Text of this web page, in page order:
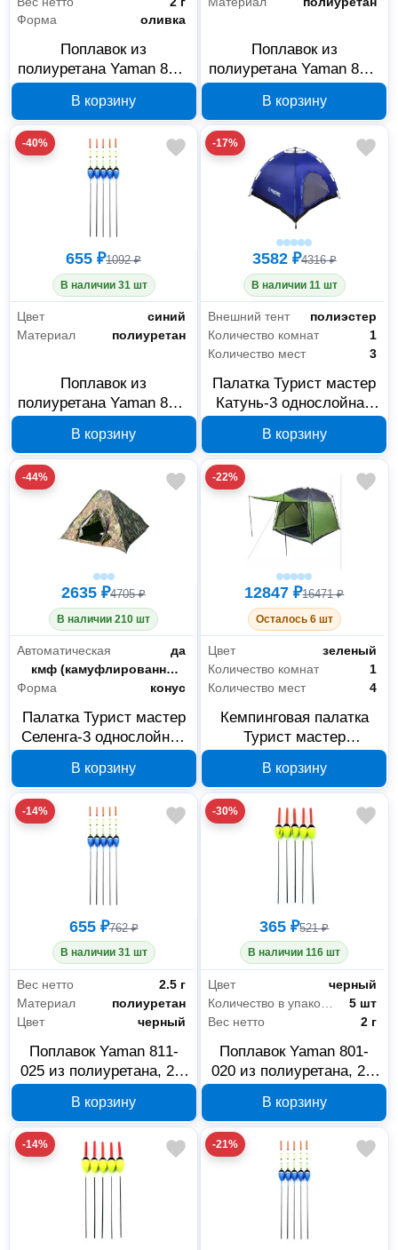
Форма
оливка
Поплавок из
полиуретана Yaman 805-
В корзину
Поплавок из
полиуретана Yaman 811-
В корзину
-40%
655 ₽1092 ₽
В наличии 31 шт
Цвет
синий
Материал
полиуретан
Поплавок из
полиуретана Yaman 811-
В корзину
-17%
3582 ₽4316 ₽
В наличии 11 шт
Внешний тент
полиэстер
Количество комнат
1
Количество мест
3
Палатка Турист мастер
Катунь-3 однослойная
007
В корзину
-44%
2635 ₽4705 ₽
В наличии 210 шт
Автоматическая
да
Цвет
кмф (камуфлированный)
Форма
конус
Палатка Турист мастер
Селенга-3 однослойная
самораскладывающаяся
200х200х130 см, 805-
016
В корзину
-22%
12847 ₽16471 ₽
Осталось 6 шт
Цвет
зеленый
Количество комнат
1
Количество мест
4
Кемпинговая палатка
Турист мастер
280х280х220 см, 805-
036
В корзину
-14%
655 ₽762 ₽
В наличии 31 шт
Вес нетто
2.5 г
Материал
полиуретан
Цвет
черный
Поплавок Yaman 811-
025 из полиуретана, 2.5
В корзину
-30%
365 ₽521 ₽
В наличии 116 шт
Цвет
черный
Количество в упаковке
5 шт
Вес нетто
2 г
Поплавок Yaman 801-
020 из полиуретана, 2 г,
В корзину
-14% -21%